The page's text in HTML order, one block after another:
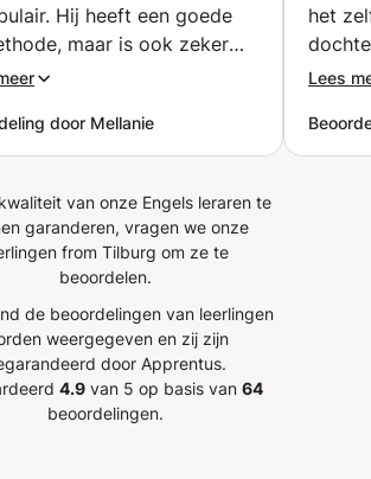
te geven. Ik studeer momenteel een
literatuur aan de Universiteit van
dan 10 jaar ervaring met lesgeven in
als online lessen gehad, zowel in
en voor individuele studenten. Ik
aan hun niveaus en behoeften. Ik
Engels, conversatiecursussen en
lessen gegeven.
zelfvertrouwen te
spreken.
Hij heeft een goede
maar is ook zeker
Ik ben heel enthousiast
door Mellanie
het
Lees
van onze Engels leraren te
garanderen, vragen we onze
from Tilburg om ze te
beoordelen.
de beoordelingen van leerlingen
weergegeven en zij zijn
door Apprentus.
4.9van 5 op basis van 64
beoordelingen.